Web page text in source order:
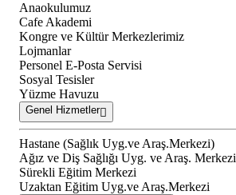
Anaokulumuz
Cafe Akademi
Kongre ve Kültür Merkezlerimiz
Lojmanlar
Personel E-Posta Servisi
Sosyal Tesisler
Yüzme Havuzu
Genel Hizmetler
Hastane (Sağlık Uyg.ve Araş.Merkezi)
Ağız ve Diş Sağlığı Uyg. ve Araş. Merkezi
Sürekli Eğitim Merkezi
Uzaktan Eğitim Uyg.ve Araş.Merkezi